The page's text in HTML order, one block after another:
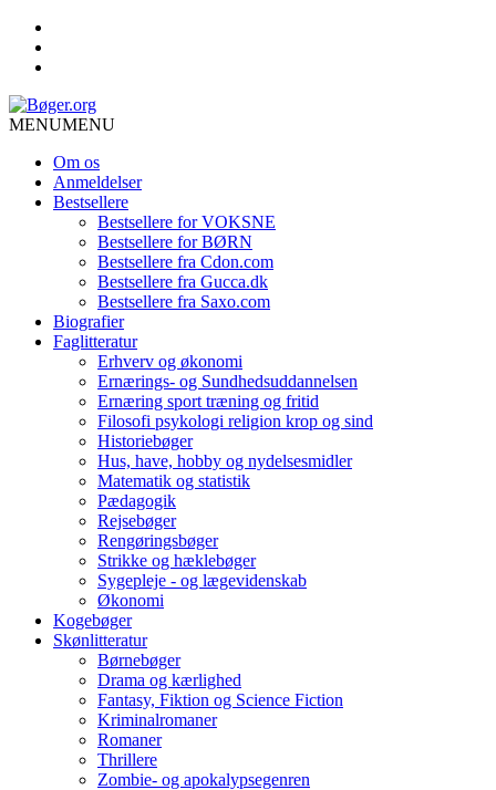
MENUMENU
Om os
Anmeldelser
Bestsellere
Bestsellere for VOKSNE
Bestsellere for BØRN
Bestsellere fra Cdon.com
Bestsellere fra Gucca.dk
Bestsellere fra Saxo.com
Biografier
Faglitteratur
Erhverv og økonomi
Ernærings- og Sundhedsuddannelsen
Ernæring sport træning og fritid
Filosofi psykologi religion krop og sind
Historiebøger
Hus, have, hobby og nydelsesmidler
Matematik og statistik
Pædagogik
Rejsebøger
Rengøringsbøger
Strikke og hæklebøger
Sygepleje - og lægevidenskab
Økonomi
Kogebøger
Skønlitteratur
Børnebøger
Drama og kærlighed
Fantasy, Fiktion og Science Fiction
Kriminalromaner
Romaner
Thrillere
Zombie- og apokalypsegenren